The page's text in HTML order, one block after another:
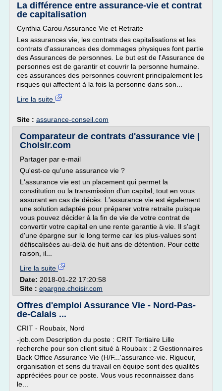
La différence entre assurance-vie et contrat
de capitalisation
Cynthia Carou Assurance Vie et Retraite
Les assurances vie, les contrats des capitalisations et les
contrats d'assurances des dommages physiques font partie
des Assurances de personnes. Le but est de l'Assurance de
personnes est de garantir et couvrir la personne humaine.
ces assurances des personnes couvrent principalement les
risques qui affectent à la fois la personne dans son...
Lire la suite
Site : assurance-conseil.com
Comparateur de contrats d'assurance vie |
Choisir.com
Partager par e-mail
Qu'est-ce qu'une assurance vie ?
L'assurance vie est un placement qui permet la
constitution ou la transmission d'un capital, tout en vous
assurant en cas de décès. L'assurance vie est également
une solution adaptée pour préparer votre retraite puisque
vous pouvez décider à la fin de vie de votre contrat de
convertir votre capital en une rente garantie à vie. Il s'agit
d'une épargne sur le long terme car les plus-values sont
défiscalisées au-delà de huit ans de détention. Pour cette
raison, il...
Lire la suite
Date: 2018-01-22 17:20:58
Site : epargne.choisir.com
Offres d'emploi Assurance Vie - Nord-Pas-
de-Calais ...
CRIT - Roubaix, Nord
-job.com Description du poste : CRIT Tertiaire Lille
recherche pour son client situé à Roubaix : 2 Gestionnaires
Back Office Assurance Vie (H/F...'assurance-vie. Rigueur,
organisation et sens du travail en équipe sont des qualités
appréciées pour ce poste. Vous vous reconnaissez dans
le...